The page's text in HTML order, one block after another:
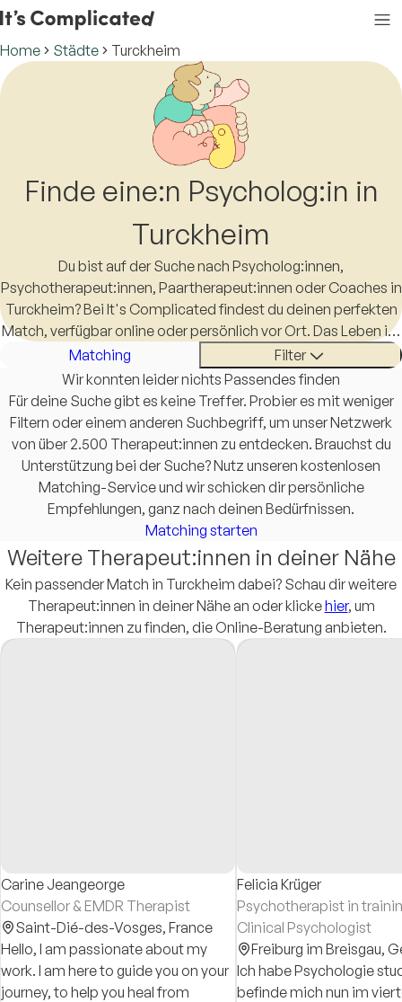
Home Städte Turckheim
Finde eine:n Psycholog:in in
Turckheim
Du bist auf der Suche nach Psycholog:innen,
Psychotherapeut:innen, Paartherapeut:innen oder Coaches in
Turckheim? Bei It's Complicated findest du deinen perfekten
Match, verfügbar online oder persönlich vor Ort. Das Leben ist
schon kompliziert genug, eine:n Therapeut:in in Turckheim zu
finden sollte es nicht sein.
Matching
Filter
Wir konnten leider nichts Passendes finden
Für deine Suche gibt es keine Treffer. Probier es mit weniger
Filtern oder einem anderen Suchbegriff, um unser Netzwerk
von über 2.500 Therapeut:innen zu entdecken. Brauchst du
Unterstützung bei der Suche? Nutz unseren kostenlosen
Matching-Service und wir schicken dir persönliche
Empfehlungen, ganz nach deinen Bedürfnissen.
Matching starten
Weitere Therapeut:innen in deiner Nähe
Kein passender Match in Turckheim dabei? Schau dir weitere
Therapeut:innen in deiner Nähe an oder klickehier, um
Therapeut:innen zu finden, die Online-Beratung anbieten.
Carine Jeangeorge
Counsellor & EMDR Therapist
Saint-Dié-des-Vosges, France
Hello, I am passionate about my
work. I am here to guide you on your
journey, to help you heal from
Felicia Krüger
Psychotherapist in
Clinical Psychologist
Freiburg im Breisgau,
Ich habe Psychologie
befinde mich nun im